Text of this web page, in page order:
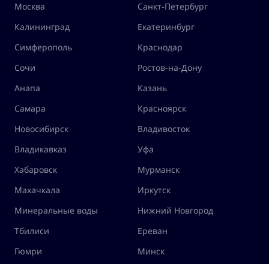
Москва
Санкт-Петербург
Калининград
Екатеринбург
Симферополь
Краснодар
Сочи
Ростов-на-Дону
Анапа
Казань
Самара
Красноярск
Новосибирск
Владивосток
Владикавказ
Уфа
Хабаровск
Мурманск
Махачкала
Иркутск
Минеральные воды
Нижний Новгород
Тбилиси
Ереван
Гюмри
Минск